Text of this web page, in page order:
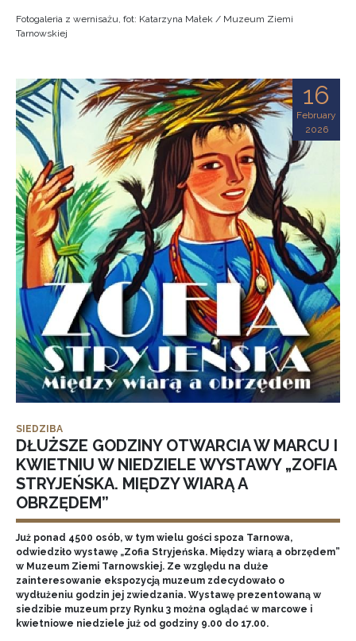
Fotogaleria z wernisażu, fot: Katarzyna Małek / Muzeum Ziemi
Tarnowskiej
16
February
2026
SIEDZIBA
DŁUŻSZE GODZINY OTWARCIA W MARCU I
KWIETNIU W NIEDZIELE WYSTAWY „ZOFIA
STRYJEŃSKA. MIĘDZY WIARĄ A
OBRZĘDEM”
Już ponad 4500 osób, w tym wielu gości spoza Tarnowa,
odwiedziło wystawę „Zofia Stryjeńska. Między wiarą a obrzędem”
w Muzeum Ziemi Tarnowskiej. Ze względu na duże
zainteresowanie ekspozycją muzeum zdecydowało o
wydłużeniu godzin jej zwiedzania. Wystawę prezentowaną w
siedzibie muzeum przy Rynku 3 można oglądać w marcowe i
kwietniowe niedziele już od godziny 9.00 do 17.00.